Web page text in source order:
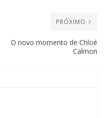
PRÓXIMO
O novo momento de Chloé
Calmon